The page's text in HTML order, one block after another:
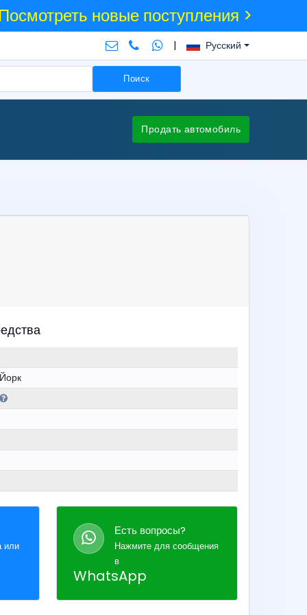
новые поступления >
| Русский
Поиск
Продать автомобиль
или
Есть вопросы?
Нажмите для сообщения
в
WhatsApp